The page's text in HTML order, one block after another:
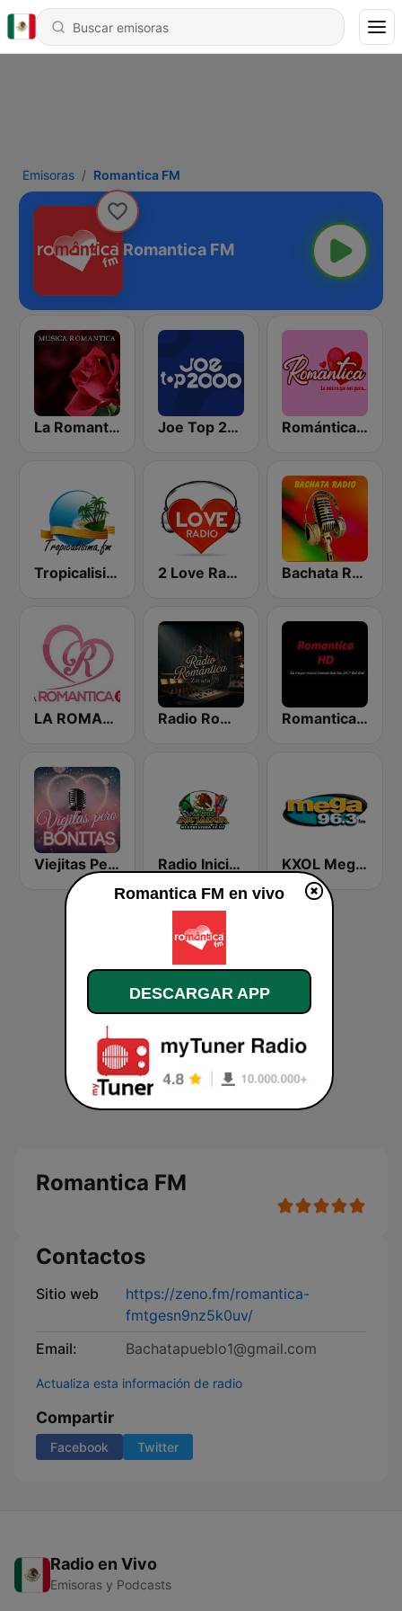
Emisoras Romantica FM
Romantica FM
La Romantica FM Joe Top 2000 Romántica Radio
Tropicalisima.fm - Bachata 2 Love Radio Bachata Radio
LA ROMANTICA FM Radio Romántica Romantica HD
Viejitas Pero Bonitas Radio Iniciador KXOL Mega 96.3 FM
Romantica FM
Contactos
Sitio web
https://zeno.fm/romantica-
fmtgesn9nz5k0uv/
Email:
Bachatapueblo1@gmail.com
Actualiza esta información de radio
Compartir
Facebook Twitter
Radio en Vivo
Emisoras y Podcasts
Romantica FM en vivo
DESCARGAR APP